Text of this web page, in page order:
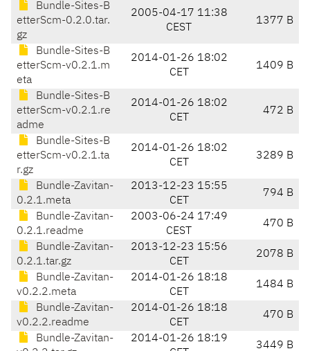
Bundle-Sites-B
etterScm-0.2.0.tar.
gz
2005-04-17 11:38
CEST
1377 B
Bundle-Sites-B
etterScm-v0.2.1.m
eta
2014-01-26 18:02
CET
1409 B
Bundle-Sites-B
etterScm-v0.2.1.re
adme
2014-01-26 18:02
CET
472 B
Bundle-Sites-B
etterScm-v0.2.1.ta
r.gz
2014-01-26 18:02
CET
3289 B
Bundle-Zavitan-
0.2.1.meta
2013-12-23 15:55
CET
794 B
Bundle-Zavitan-
0.2.1.readme
2003-06-24 17:49
CEST
470 B
Bundle-Zavitan-
0.2.1.tar.gz
2013-12-23 15:56
CET
2078 B
Bundle-Zavitan-
v0.2.2.meta
2014-01-26 18:18
CET
1484 B
Bundle-Zavitan-
v0.2.2.readme
2014-01-26 18:18
CET
470 B
Bundle-Zavitan-
2014-01-26 18:19
3449 B